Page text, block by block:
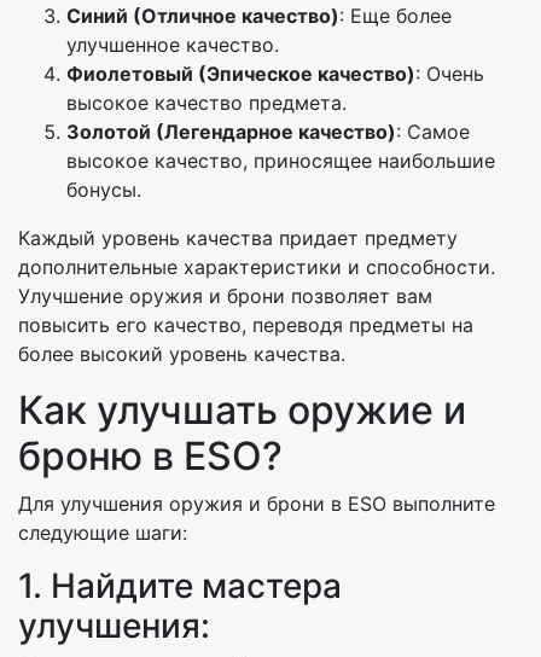
Синий (Отличное качество): Еще более
улучшенное качество.
Фиолетовый (Эпическое качество): Очень
высокое качество предмета.
Золотой (Легендарное качество): Самое
высокое качество, приносящее наибольшие
бонусы.
Каждый уровень качества придает предмету
дополнительные характеристики и способности.
Улучшение оружия и брони позволяет вам
повысить его качество, переводя предметы на
более высокий уровень качества.
Как улучшать оружие и
броню в ESO?
Для улучшения оружия и брони в ESO выполните
следующие шаги:
1. Найдите мастера
улучшения: